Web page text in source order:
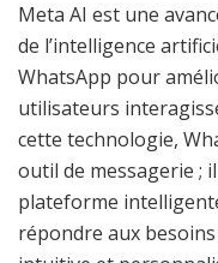
Meta AI est une
de l’intelligence
WhatsApp pour
utilisateurs
cette technologie,
outil de messagerie ;
plateforme
répondre aux